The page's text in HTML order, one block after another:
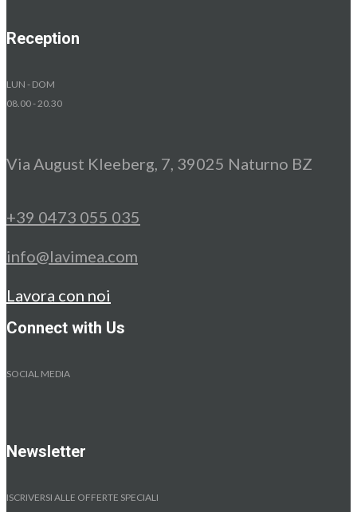
Reception
LUN - DOM
08.00 - 20.30
Via August Kleeberg, 7, 39025 Naturno BZ
+39 0473 055 035
info@lavimea.com
Lavora con noi
Connect with Us
SOCIAL MEDIA
Newsletter
ISCRIVERSI ALLE OFFERTE SPECIALI